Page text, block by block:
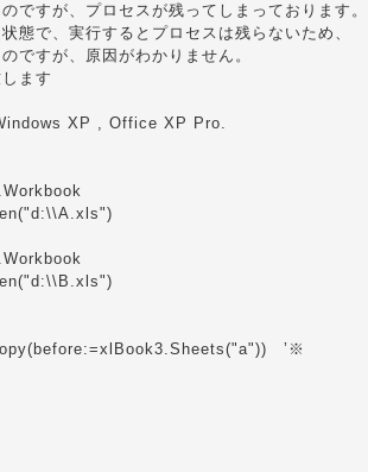
ですが、プロセスが残ってしまっております。
態で、実行するとプロセスは残らないため、
ですが、原因がわかりません。
ます
XP , Office XP Pro.
’※